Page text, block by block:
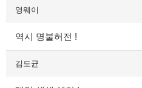
영웨이
역시 명불허전 !
김도균